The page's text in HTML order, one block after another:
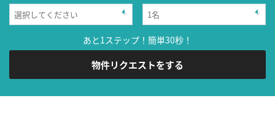
あと1ステップ！簡単30秒！
物件リクエストをする